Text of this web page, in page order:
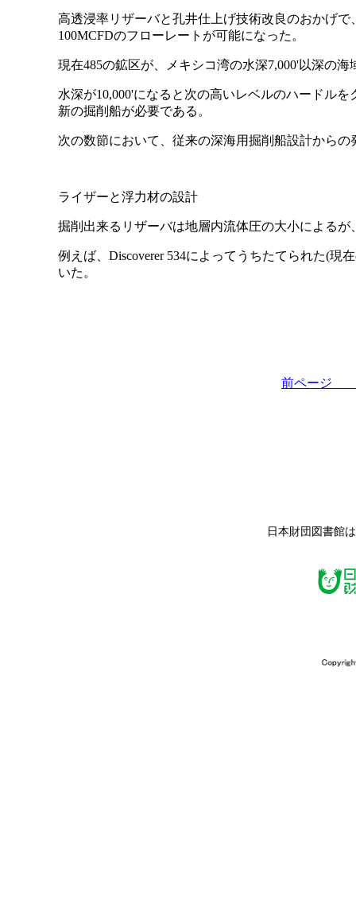
高透浸率リザーバと孔井仕上げ技術改良のおかげ
100MCFDのフローレートが可能になった。
現在485の鉱区が、メキシコ湾の水深7,000'以深の
水深が10,000'になると次の高いレベルのハードル
新の掘削船が必要である。
次の数節において、従来の深海用掘削船設計から
ライザーと浮力材の設計
掘削出来るリザーバは地層内流体圧の大小による
例えば、Discoverer 534によってうちたてられた(現
いた。
前ペー
日本財団図書館